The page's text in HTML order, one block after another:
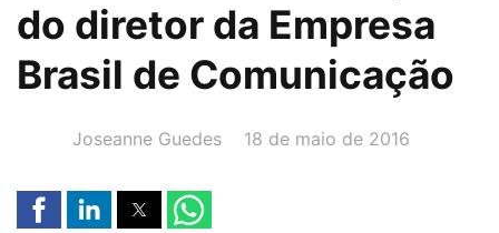
do diretor da Empresa
Brasil de Comunicação
AUTOR(A):
Joseanne Guedes DATA:
18 de maio de 2016